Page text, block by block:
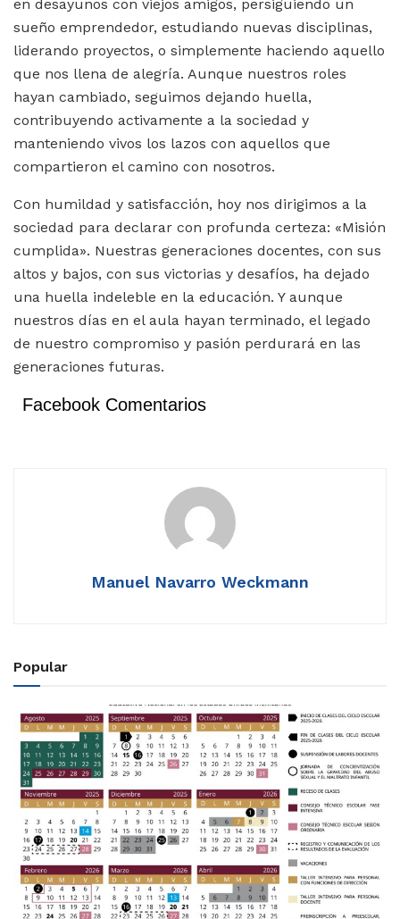
en desayunos con viejos amigos, persiguiendo un
sueño emprendedor, estudiando nuevas disciplinas,
liderando proyectos, o simplemente haciendo aquello
que nos llena de alegría. Aunque nuestros roles
hayan cambiado, seguimos dejando huella,
contribuyendo activamente a la sociedad y
manteniendo vivos los lazos con aquellos que
compartieron el camino con nosotros.
Con humildad y satisfacción, hoy nos dirigimos a la
sociedad para declarar con profunda certeza: «Misión
cumplida». Nuestras generaciones docentes, con sus
altos y bajos, con sus victorias y desafíos, ha dejado
una huella indeleble en la educación. Y aunque
nuestros días en el aula hayan terminado, el legado
de nuestro compromiso y pasión perdurará en las
generaciones futuras.
Facebook Comentarios
Manuel Navarro Weckmann
Popular